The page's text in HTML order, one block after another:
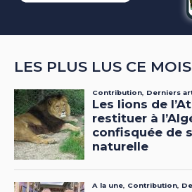
LES PLUS LUS CE MOIS